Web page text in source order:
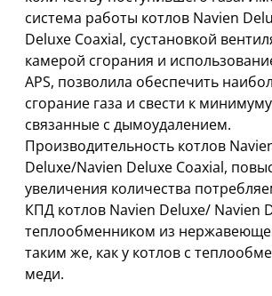
система работы котлов Navien
Deluxe Coaxial, сустановкой
камерой сгорания и
APS, позволила обеспечить
сгорание газа и свести к
связанные с дымоудалением.
Производительность котлов
Deluxe/Navien Deluxe Coaxial,
увеличения количества
КПД котлов Navien Deluxe/ Navien
теплообменником из
таким же, как у котлов с
меди.